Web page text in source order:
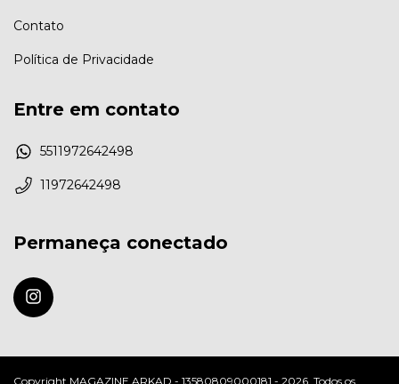
Contato
Política de Privacidade
Entre em contato
5511972642498
11972642498
Permaneça conectado
Copyright MAGAZINE ARKAD - 13580809000181 - 2026. Todos os